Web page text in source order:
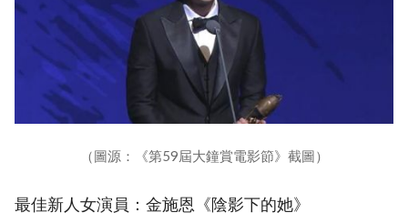
（圖源：《第59屆大鐘賞電影節》截圖）
最佳新人女演員：金施恩《陰影下的她》